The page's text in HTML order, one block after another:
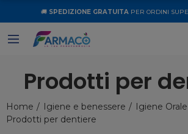
🚚 SPEDIZIONE GRATUITAPER ORDINI
Prodotti per
Home Igiene e benessere
Igiene Orale
Prodotti per dentiere